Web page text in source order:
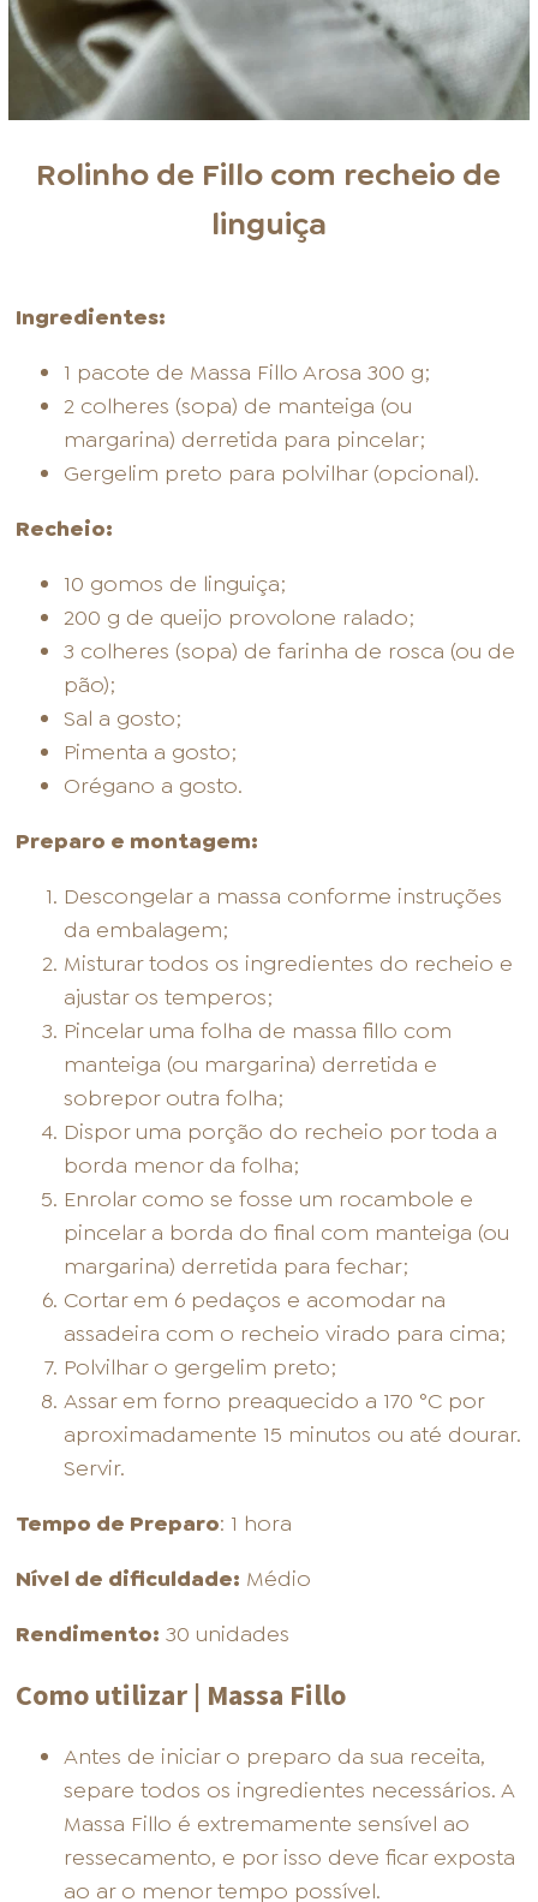
Rolinho de Fillo com recheio de
linguiça
Ingredientes:
1 pacote de Massa Fillo Arosa 300 g;
2 colheres (sopa) de manteiga (ou
margarina) derretida para pincelar;
Gergelim preto para polvilhar (opcional).
Recheio:
10 gomos de linguiça;
200 g de queijo provolone ralado;
3 colheres (sopa) de farinha de rosca (ou de
pão);
Sal a gosto;
Pimenta a gosto;
Orégano a gosto.
Preparo e montagem:
Descongelar a massa conforme instruções
da embalagem;
Misturar todos os ingredientes do recheio e
ajustar os temperos;
Pincelar uma folha de massa fillo com
manteiga (ou margarina) derretida e
sobrepor outra folha;
Dispor uma porção do recheio por toda a
borda menor da folha;
Enrolar como se fosse um rocambole e
pincelar a borda do final com manteiga (ou
margarina) derretida para fechar;
Cortar em 6 pedaços e acomodar na
assadeira com o recheio virado para cima;
Polvilhar o gergelim preto;
Assar em forno preaquecido a 170 °C por
aproximadamente 15 minutos ou até dourar.
Servir.
Tempo de Preparo: 1 hora
Nível de dificuldade: Médio
Rendimento: 30 unidades
Como utilizar | Massa Fillo
Antes de iniciar o preparo da sua receita,
separe todos os ingredientes necessários. A
Massa Fillo é extremamente sensível ao
ressecamento, e por isso deve ficar exposta
ao ar o menor tempo possível.